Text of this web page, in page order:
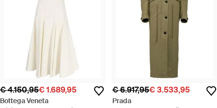
€ 4.150,95€ 1.689,95
Bottega Veneta
€ 6.917,95€ 3.533,95
Prada